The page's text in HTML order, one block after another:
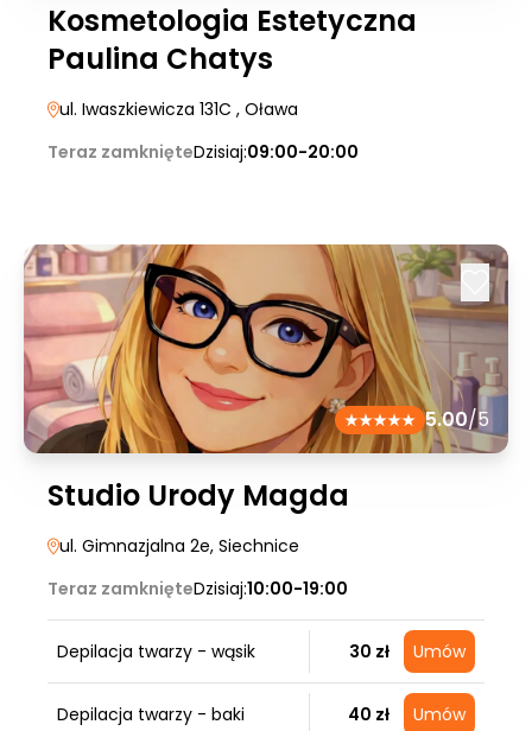
Kosmetologia Estetyczna
Paulina Chatys
ul. Iwaszkiewicza 131C , Oława
Teraz zamknięteDzisiaj:09:00-20:00
5.00/5
Studio Urody Magda
ul. Gimnazjalna 2e, Siechnice
Teraz zamknięteDzisiaj:10:00-19:00
Depilacja twarzy - wąsik 30 zł Umów
Depilacja twarzy - baki 40 zł Umów